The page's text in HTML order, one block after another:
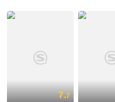
7.7